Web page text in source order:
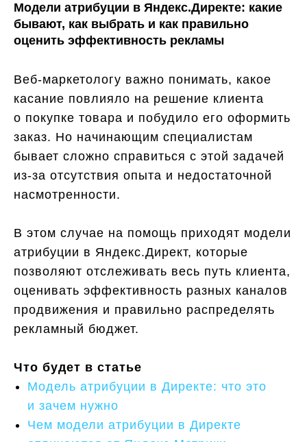
Модели атрибуции в Яндекс.Директе: какие
бывают, как выбрать и как правильно
оценить эффективность рекламы
Веб-маркетологу важно понимать, какое
касание повлияло на решение клиента
о покупке товара и побудило его оформить
заказ. Но начинающим специалистам
бывает сложно справиться с этой задачей
из-за отсутствия опыта и недостаточной
насмотренности.
В этом случае на помощь приходят модели
атрибуции в Яндекс.Директ, которые
позволяют отслеживать весь путь клиента,
оценивать эффективность разных каналов
продвижения и правильно распределять
рекламный бюджет.
Что будет в статье
Модель атрибуции в Директе: что это
и зачем нужно
Чем модели атрибуции в Директе